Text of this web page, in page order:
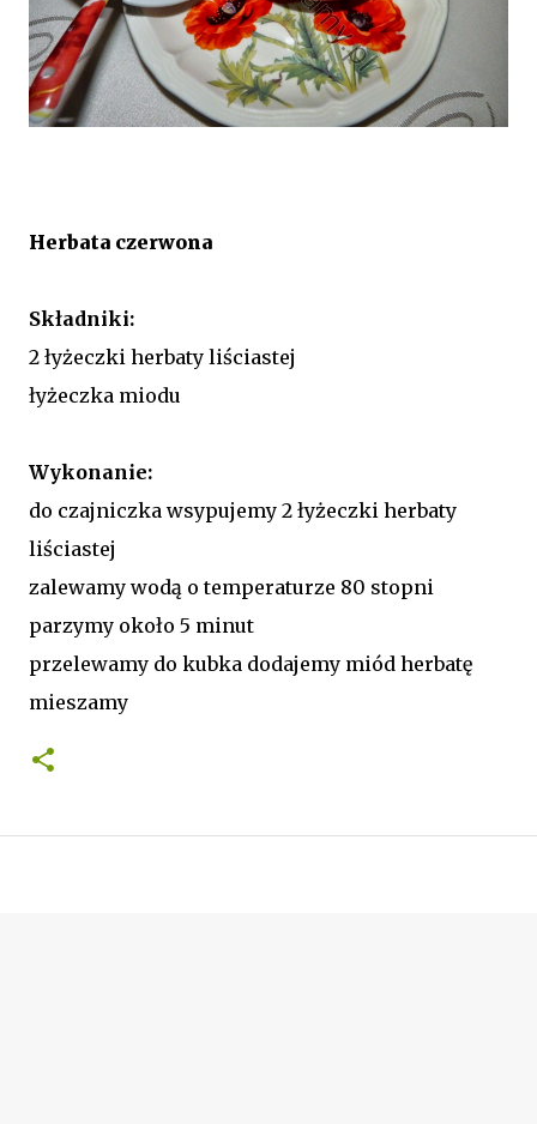
Herbata czerwona
Składniki:
2 łyżeczki herbaty liściastej
łyżeczka miodu
Wykonanie:
do czajniczka wsypujemy 2 łyżeczki herbaty
liściastej
zalewamy wodą o temperaturze 80 stopni
parzymy około 5 minut
przelewamy do kubka dodajemy miód herbatę
mieszamy